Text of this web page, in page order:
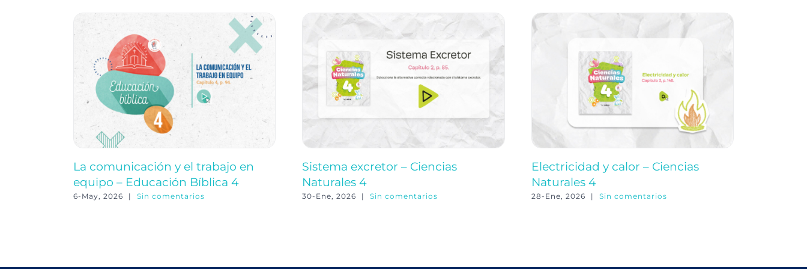
La comunicación y el trabajo en
equipo – Educación Bíblica 4
6-May, 2026 | Sin comentarios
Sistema excretor – Ciencias
Naturales 4
30-Ene, 2026 | Sin comentarios
Electricidad y calor – Ciencias
Naturales 4
28-Ene, 2026 | Sin comentarios